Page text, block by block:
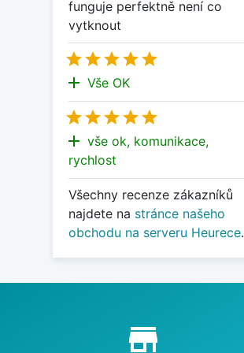
funguje perfektně není co
vytknout

add Vše OK

add vše ok, komunikace,
rychlost
Všechny recenze zákazníků
najdete na stránce našeho
obchodu na serveru Heurece.
Proč nakupovat u nás?
store_mall_directory